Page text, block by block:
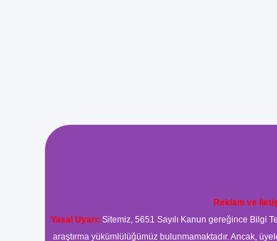
Reklam ve
Yasal Uyarı: Sitemiz, 5651 Sayılı Kanun gereğince Bilgi
araştırma yükümlülüğümüz bulunmamaktadır. Ancak,